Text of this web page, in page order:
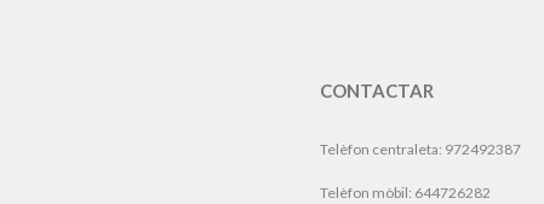
CONTACTAR
Telèfon centraleta: 972492387
Telèfon mòbil: 644726282